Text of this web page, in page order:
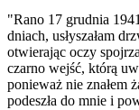
"Rano 17 grudnia
dniach, usłyszałam
otwierając oczy
czarno wejść, którą
ponieważ nie znałem
podeszła do mnie i